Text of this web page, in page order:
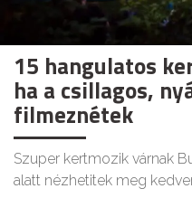
15 hangulatos
ha a csillagos,
filmeznétek
Szuper kertmozik várnak
alatt nézhetitek meg